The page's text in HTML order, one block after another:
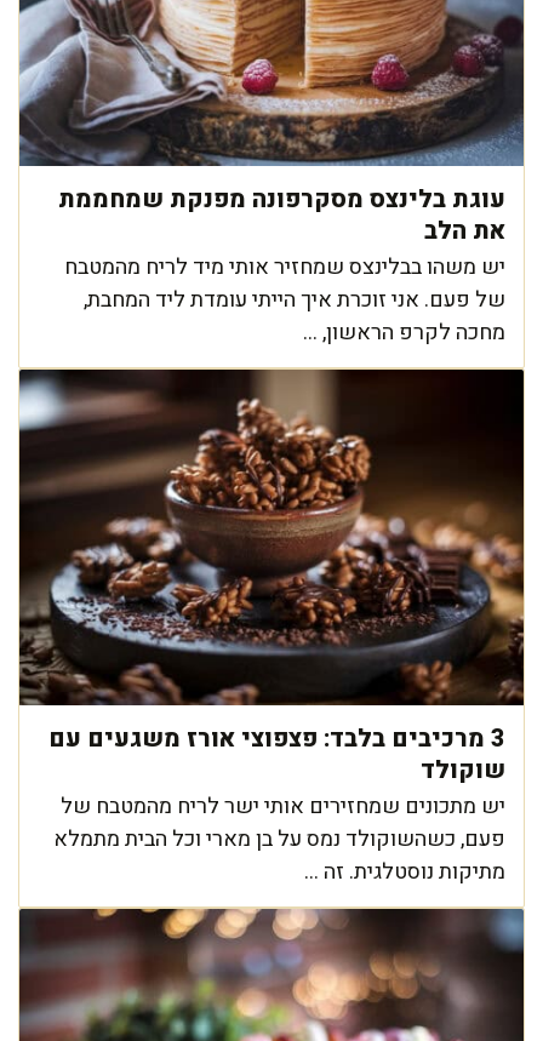
עוגת בלינצס מסקרפונה מפנקת שמחממת
את הלב
יש משהו בבלינצס שמחזיר אותי מיד לריח מהמטבח
של פעם. אני זוכרת איך הייתי עומדת ליד המחבת,
מחכה לקרפ הראשון, ...
3 מרכיבים בלבד: פצפוצי אורז משגעים עם
שוקולד
יש מתכונים שמחזירים אותי ישר לריח מהמטבח של
פעם, כשהשוקולד נמס על בן מארי וכל הבית מתמלא
מתיקות נוסטלגית. זה ...